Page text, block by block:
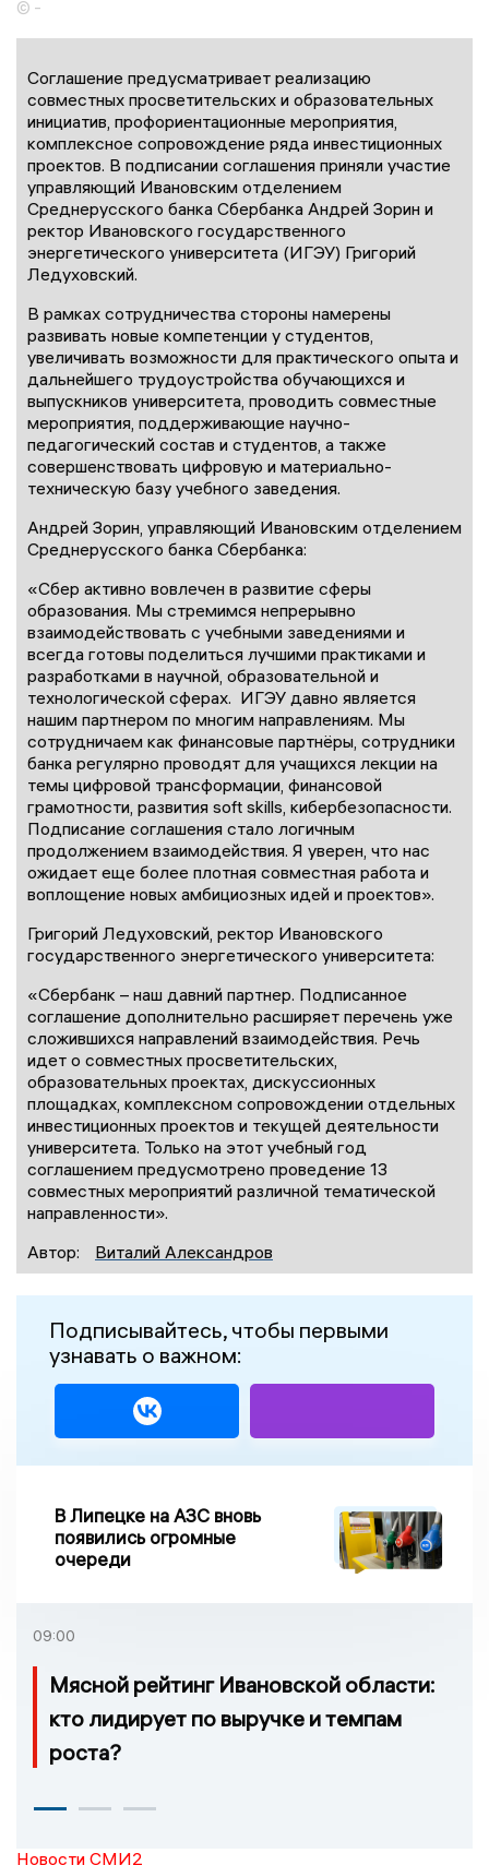
© -
Соглашение предусматривает реализацию
совместных просветительских и образовательных
инициатив, профориентационные мероприятия,
комплексное сопровождение ряда инвестиционных
проектов. В подписании соглашения приняли участие
управляющий Ивановским отделением
Среднерусского банка Сбербанка Андрей Зорин и
ректор Ивановского государственного
энергетического университета (ИГЭУ) Григорий
Ледуховский.
В рамках сотрудничества стороны намерены
развивать новые компетенции у студентов,
увеличивать возможности для практического опыта и
дальнейшего трудоустройства обучающихся и
выпускников университета, проводить совместные
мероприятия, поддерживающие научно-
педагогический состав и студентов, а также
совершенствовать цифровую и материально-
техническую базу учебного заведения.
Андрей Зорин, управляющий Ивановским отделением
Среднерусского банка Сбербанка:
«Сбер активно вовлечен в развитие сферы
образования. Мы стремимся непрерывно
взаимодействовать с учебными заведениями и
всегда готовы поделиться лучшими практиками и
разработками в научной, образовательной и
технологической сферах. ИГЭУ давно является
нашим партнером по многим направлениям. Мы
сотрудничаем как финансовые партнёры, сотрудники
банка регулярно проводят для учащихся лекции на
темы цифровой трансформации, финансовой
грамотности, развития soft skills, кибербезопасности.
Подписание соглашения стало логичным
продолжением взаимодействия. Я уверен, что нас
ожидает еще более плотная совместная работа и
воплощение новых амбициозных идей и проектов».
Григорий Ледуховский, ректор Ивановского
государственного энергетического университета:
«Сбербанк – наш давний партнер. Подписанное
соглашение дополнительно расширяет перечень уже
сложившихся направлений взаимодействия. Речь
идет о совместных просветительских,
образовательных проектах, дискуссионных
площадках, комплексном сопровождении отдельных
инвестиционных проектов и текущей деятельности
университета. Только на этот учебный год
соглашением предусмотрено проведение 13
совместных мероприятий различной тематической
направленности».
Автор:
Виталий Александров
Подписывайтесь, чтобы первыми
узнавать о важном:
В Липецке на АЗС вновь
появились огромные
очереди
09:00
Мясной рейтинг Ивановской области:
кто лидирует по выручке и темпам
роста?
Новости СМИ2